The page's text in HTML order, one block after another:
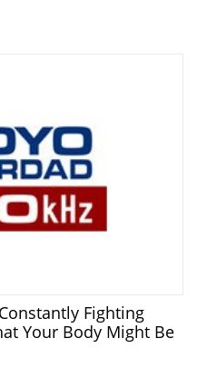
Fighting
Your Body Might Be